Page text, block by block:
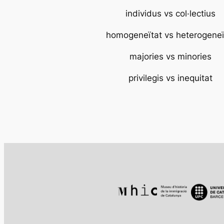
individus vs col·lectius
homogeneïtat vs
majories vs minories
privilegis vs inequitat